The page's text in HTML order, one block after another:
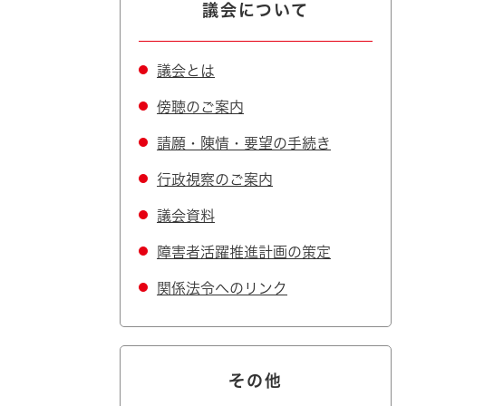
議会について
議会とは
傍聴のご案内
請願・陳情・要望の手続き
行政視察のご案内
議会資料
障害者活躍推進計画の策定
関係法令へのリンク
その他